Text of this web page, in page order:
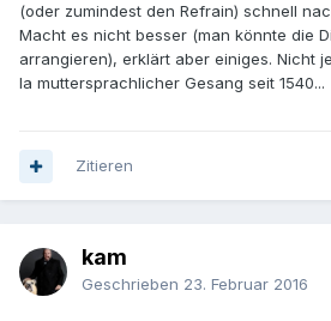
(oder zumindest den Refrain) schnell
Macht es nicht besser (man könnte die
arrangieren), erklärt aber einiges. Nicht
la muttersprachlicher Gesang seit 1540...
Zitieren
kam
Geschrieben 23. Februar 2016